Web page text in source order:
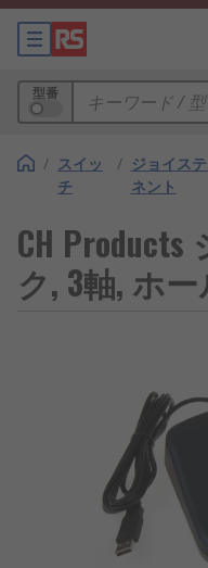
型番
/ スイッ
チ
/ ジョイス
ネント
CH
ク, 3軸, ホ